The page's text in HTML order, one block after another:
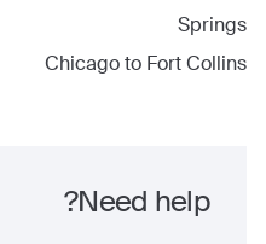
Springs
Chicagoto Fort Collins
Need help?